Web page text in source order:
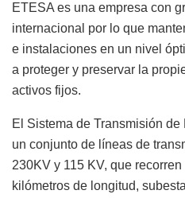
ETESA es una empresa con
internacional por lo que
e instalaciones en un nivel
a proteger y preservar la
activos fijos.
El Sistema de Transmisión
un conjunto de líneas de
230KV y 115 KV, que
kilómetros de longitud,